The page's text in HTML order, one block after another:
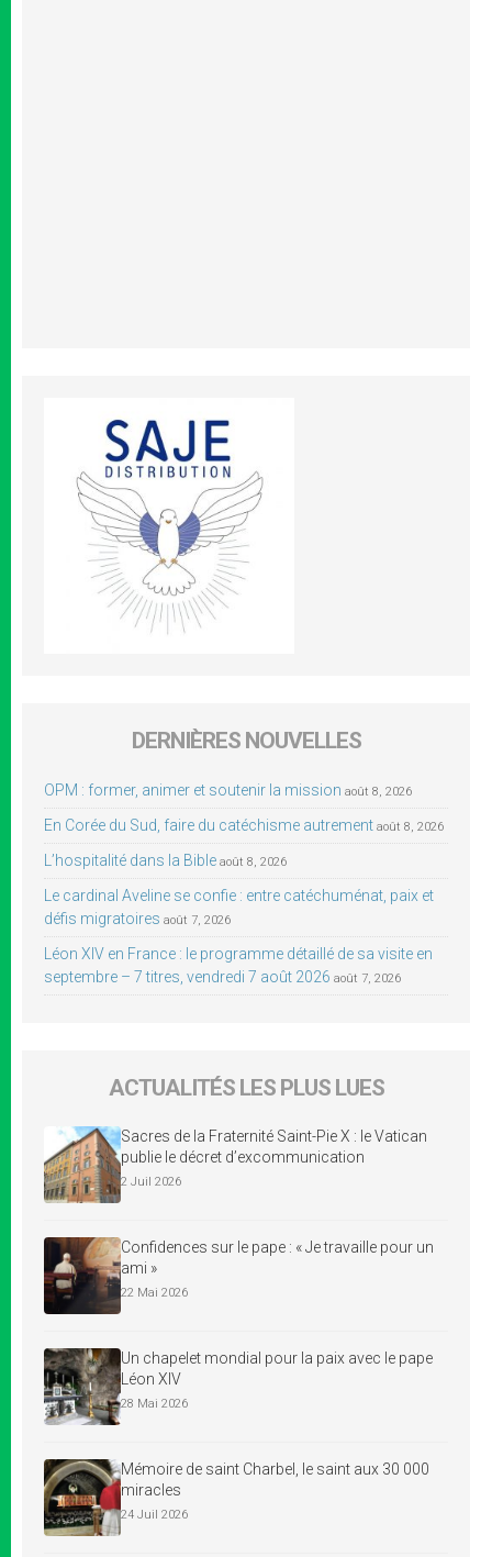
DERNIÈRES NOUVELLES
OPM : former, animer et soutenir la mission août 8, 2026
En Corée du Sud, faire du catéchisme autrement août 8, 2026
L’hospitalité dans la Bible août 8, 2026
Le cardinal Aveline se confie : entre catéchuménat, paix et
défis migratoires août 7, 2026
Léon XIV en France : le programme détaillé de sa visite en
septembre – 7 titres, vendredi 7 août 2026 août 7, 2026
ACTUALITÉS LES PLUS LUES
Sacres de la Fraternité Saint-Pie X : le Vatican
publie le décret d’excommunication
2 Juil 2026
Confidences sur le pape : « Je travaille pour un
ami »
22 Mai 2026
Un chapelet mondial pour la paix avec le pape
Léon XIV
28 Mai 2026
Mémoire de saint Charbel, le saint aux 30 000
miracles
24 Juil 2026